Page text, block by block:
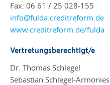
Fax: 06 61 / 25 028-155
info@fulda.creditreform.de
www.creditreform.de/fulda
Vertretungsberechtigt/e
Dr. Thomas Schlegel
Sebastian Schlegel-Armonies